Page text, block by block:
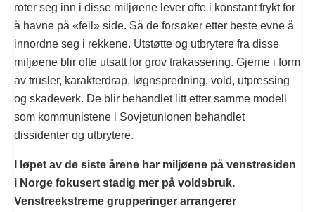
roter seg inn i disse miljøene lever ofte i konstant frykt for
å havne på «feil» side. Så de forsøker etter beste evne å
innordne seg i rekkene. Utstøtte og utbrytere fra disse
miljøene blir ofte utsatt for grov trakassering. Gjerne i form
av trusler, karakterdrap, løgnspredning, vold, utpressing
og skadeverk. De blir behandlet litt etter samme modell
som kommunistene i Sovjetunionen behandlet
dissidenter og utbrytere.
I løpet av de siste årene har miljøene på venstresiden
i Norge fokusert stadig mer på voldsbruk.
Venstreekstreme grupperinger arrangerer